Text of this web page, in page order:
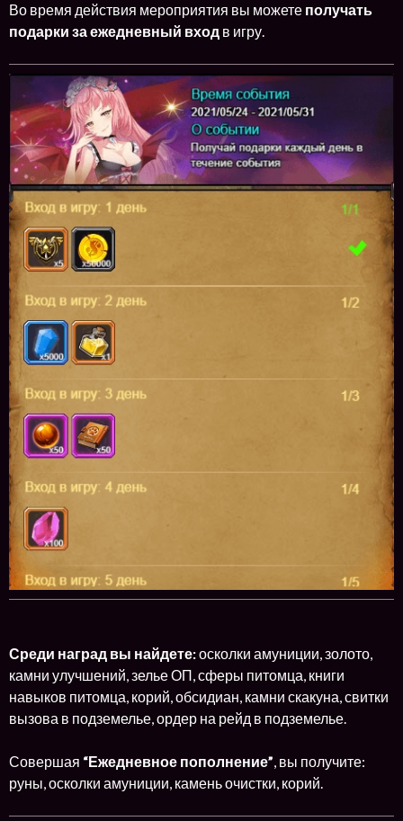
Во время действия мероприятия вы можете получать
подарки за ежедневный вход в игру.
Среди наград вы найдете:осколки амуниции, золото,
камни улучшений, зелье ОП, сферы питомца, книги
навыков питомца, корий, обсидиан, камни скакуна, свитки
вызова в подземелье, ордер на рейд в подземелье.
Совершая “Ежедневное пополнение” , вы получите:
руны, осколки амуниции, камень очистки, корий.